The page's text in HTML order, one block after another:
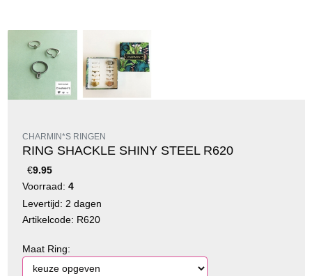
CHARMIN*S RINGEN
RING SHACKLE SHINY STEEL R620
€9.95
Voorraad: 4
Levertijd: 2 dagen
Artikelcode: R620
Maat Ring: